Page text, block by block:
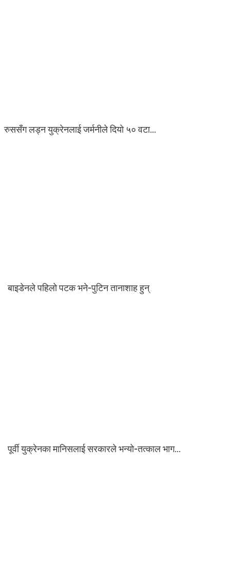
रुससँग लड्न युक्रेनलाई जर्मनीले दियो ५० वटा…
बाइडेनले पहिलो पटक भने-पुटिन तानाशाह हुन्
पूर्वी युक्रेनका मानिसलाई सरकारले भन्यो-तत्काल भाग…